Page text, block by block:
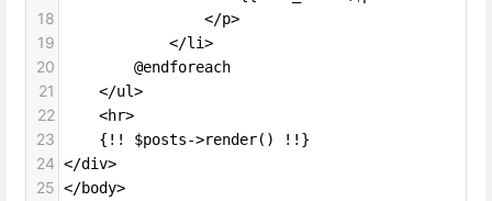
18
                </p>
19
            </li>
20
        @endforeach
21
    </ul>
22
    <hr>
23
    {!! $posts->render() !!}
24 </div>
25 </body>